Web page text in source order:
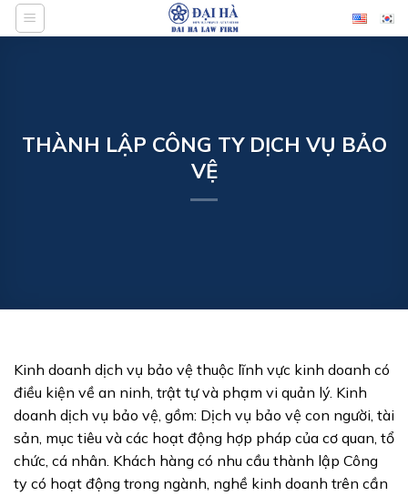
Bỏ
qua
THÀNH LẬP CÔNG TY DỊCH VỤ BẢO
VỆ
Kinh doanh dịch vụ bảo vệ thuộc lĩnh vực kinh doanh có
điều kiện về an ninh, trật tự và phạm vi quản lý. Kinh
doanh dịch vụ bảo vệ, gồm: Dịch vụ bảo vệ con người, tài
sản, mục tiêu và các hoạt động hợp pháp của cơ quan, tổ
chức, cá nhân. Khách hàng có nhu cầu thành lập Công
ty có hoạt động trong ngành, nghề kinh doanh trên cần